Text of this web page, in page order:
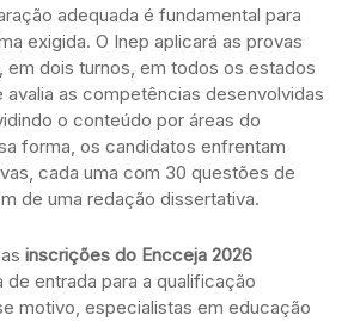
adequada é fundamental para
exigida. O Inep aplicará as provas
em dois turnos, em todos os estados
avalia as competências desenvolvidas
o conteúdo por áreas do
forma, os candidatos enfrentam
cada uma com 30 questões de
de uma redação dissertativa.
inscrições do Encceja 2026
entrada para a qualificação
motivo, especialistas em educação